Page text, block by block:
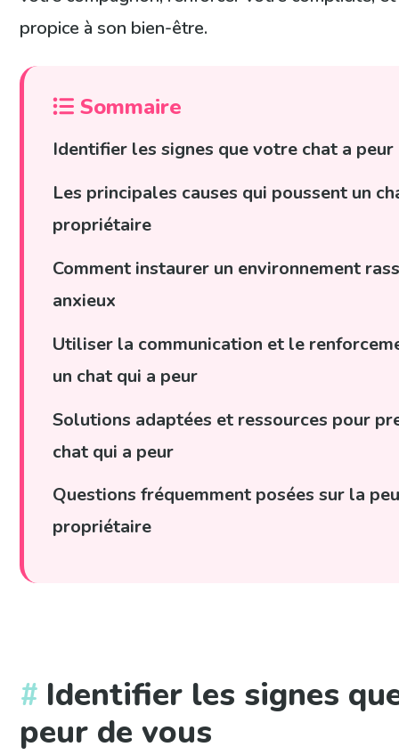
propice à son bien-être.
Sommaire
Identifier les signes que votre chat a peur
Les principales causes qui poussent un
propriétaire
Comment instaurer un environnement
anxieux
Utiliser la communication et le
un chat qui a peur
Solutions adaptées et ressources pour
chat qui a peur
Questions fréquemment posées sur la
propriétaire
Identifier les signes
peur de vous